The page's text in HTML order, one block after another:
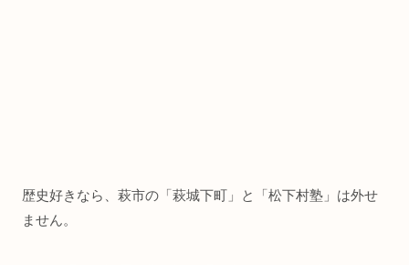
歴史好きなら、萩市の「萩城下町」と「松下村塾」は外せ
ません。